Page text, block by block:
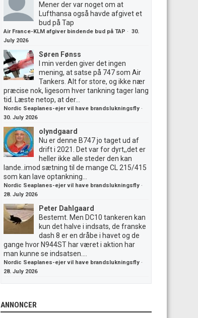
Mener der var noget om at
Lufthansa også havde afgivet et
bud på Tap
Air France-KLM afgiver bindende bud på TAP · 30.
July 2026
Søren Fønss
I min verden giver det ingen
mening, at satse på 747 som Air
Tankers. Alt for store, og ikke nær
præcise nok, ligesom hver tankning tager lang
tid. Læste netop, at der...
Nordic Seaplanes-ejer vil have brandslukningsfly ·
30. July 2026
olyndgaard
Nu er denne B747 jo taget ud af
drift i 2021. Det var for dyrt,,det er
heller ikke alle steder den kan
lande..imod sætning til de mange CL 215/415
som kan lave optankning...
Nordic Seaplanes-ejer vil have brandslukningsfly ·
28. July 2026
Peter Dahlgaard
Bestemt. Men DC10 tankeren kan
kun det halve i indsats, de franske
dash 8 er en dråbe i havet og de
gange hvor N944ST har været i aktion har
man kunne se indsatsen....
Nordic Seaplanes-ejer vil have brandslukningsfly ·
28. July 2026
ANNONCER